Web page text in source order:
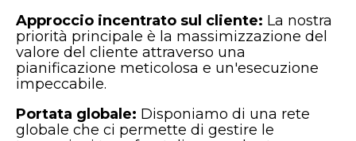
Approccio incentrato sul cliente: La nostra
priorità principale è la massimizzazione del
valore del cliente attraverso una
pianificazione meticolosa e un'esecuzione
impeccabile.
Portata globale: Disponiamo di una rete
globale che ci permette di gestire le